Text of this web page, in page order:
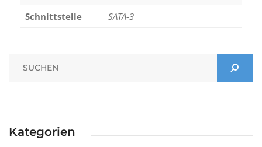
Schnittstelle SATA-3
Kategorien